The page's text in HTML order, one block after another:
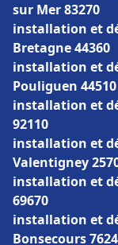
sur Mer 83270
installation et
Bretagne 44360
installation et
Pouliguen 44510
installation et
92110
installation et
Valentigney
installation et
69670
installation et
Bonsecours